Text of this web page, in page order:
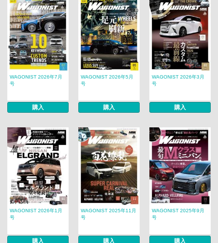
WAGONIST 2026年7月
号
購入
WAGONIST 2026年5月
号
購入
WAGONIST 2026年3月
号
購入
WAGONIST 2026年1月
号
購入
WAGONIST 2025年11月
号
購入
WAGONIST 2025年9月
号
購入